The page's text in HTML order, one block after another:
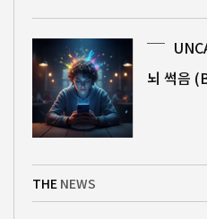
뇌 썩음
THE NEWS